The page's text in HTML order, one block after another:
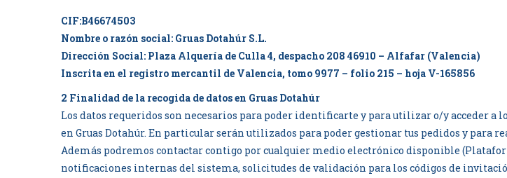
CIF:B46674503
Nombre o razón social: Gruas Dotahúr S.L.
Dirección Social: Plaza Alquería de Culla 4, despacho 208 46910 – Alfafar (Valencia)
Inscrita en el registro mercantil de Valencia, tomo 9977 – folio 215 – hoja V-165856
2 Finalidad de la recogida de datos en Gruas Dotahúr
Los datos requeridos son necesarios para poder identificarte y para utilizar o/y acceder a
en Gruas Dotahúr. En particular serán utilizados para poder gestionar tus pedidos y para
Además podremos contactar contigo por cualquier medio electrónico disponible
notificaciones internas del sistema, solicitudes de validación para los códigos de